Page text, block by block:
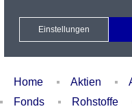
Xetra Realtime
Home Aktien
Fonds
Rohstoffe
Einstellungen